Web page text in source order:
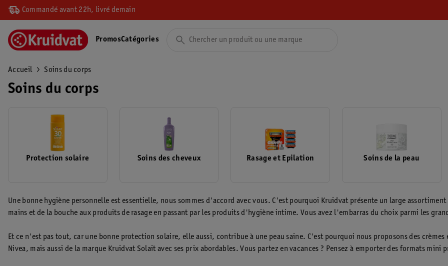
Commandé avant 22h, livré demain
PromosCatégories
Accueil Soins du corps
Soins du corps
Protection solaire Soins des cheveux Rasage et Epilation Soins de la peau
Coiffants Bain et douche Hygiene feminine Deodorants
Petits emballages de
voyage
Accessoires bain et
douche
Manucure
Une bonne hygiène personnelle est essentielle, nous sommes d'accord avec vous. C'est pourquoi Kruidvat présente un large
mains et de la bouche aux produits de rasage en passant par les produits d'hygiène intime. Vous avez l'embarras du choix parmi les
Et ce n'est pas tout, car une bonne protection solaire, elle aussi, contribue à une peau saine. C'est pourquoi nous proposons des
Nivea, mais aussi de la marque Kruidvat Solait avec ses prix abordables. Vous partez en vacances ? Pensez à emporter des formats